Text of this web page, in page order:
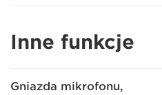
Inne funkcje
Gniazda mikrofonu,